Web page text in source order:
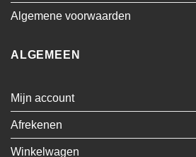
Algemene voorwaarden
ALGEMEEN
Mijn account
Afrekenen
Winkelwagen